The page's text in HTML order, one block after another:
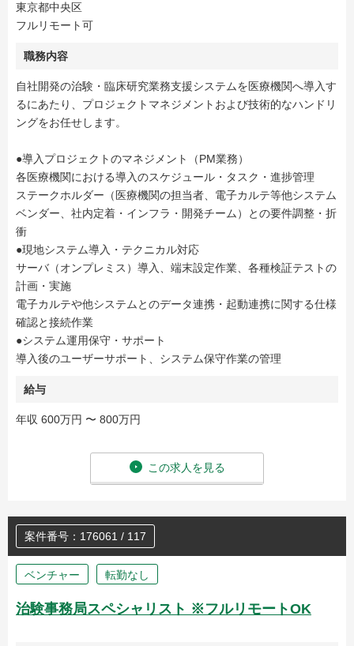
東京都中央区
フルリモート可
職務内容
自社開発の治験・臨床研究業務支援システムを医療機関へ導入す
るにあたり、プロジェクトマネジメントおよび技術的なハンドリ
ングをお任せします。
●導入プロジェクトのマネジメント（PM業務）
各医療機関における導入のスケジュール・タスク・進捗管理
ステークホルダー（医療機関の担当者、電子カルテ等他システム
ベンダー、社内定着・インフラ・開発チーム）との要件調整・折
衝
●現地システム導入・テクニカル対応
サーバ（オンプレミス）導入、端末設定作業、各種検証テストの
計画・実施
電子カルテや他システムとのデータ連携・起動連携に関する仕様
確認と接続作業
●システム運用保守・サポート
導入後のユーザーサポート、システム保守作業の管理
給与
年収 600万円 〜 800万円
この求人を見る
案件番号：176061 / 117
ベンチャー 転勤なし
治験事務局スペシャリスト ※フルリモートOK